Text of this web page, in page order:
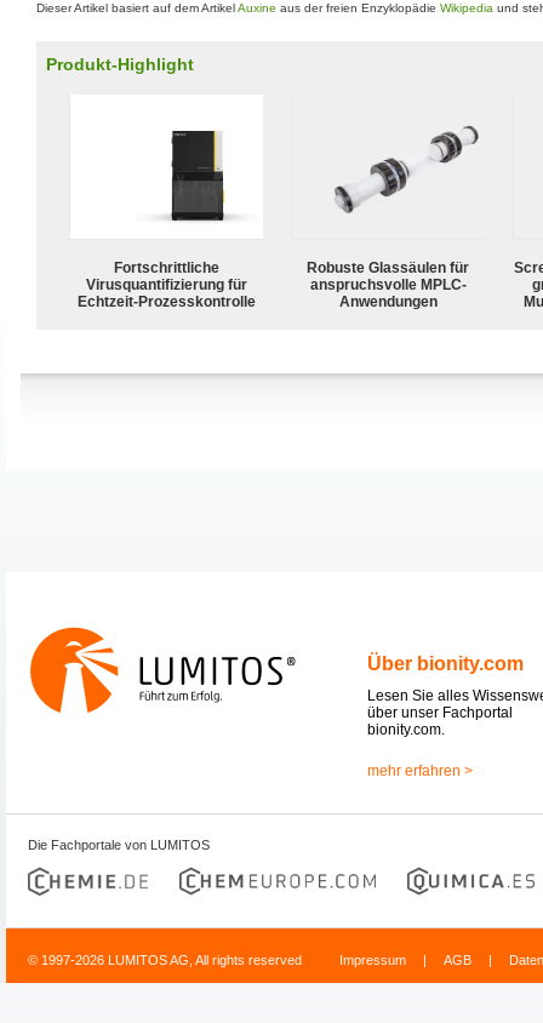
Dieser Artikel basiert auf dem ArtikelAuxine aus der freien Enzyklopädie Wikipedia und
Produkt-Highlight
Fortschrittliche
Virusquantifizierung für
Echtzeit-Prozesskontrolle
Robuste Glassäulen für
anspruchsvolle MPLC-
Anwendungen
Über bionity.com
Lesen Sie alles
über unser Fachportal
bionity.com.
mehr erfahren >
Die Fachportale von LUMITOS
© 1997-2026 LUMITOS AG, All rights reserved Impressum | AGB |